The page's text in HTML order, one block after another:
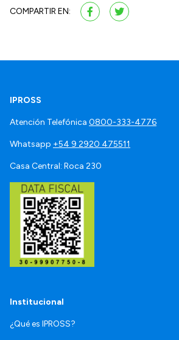
COMPARTIR EN:
IPROSS
Atención Telefónica 0800-333-4776
Whatsapp +54 9 2920 475511
Casa Central: Roca 230
Institucional
¿Qué es IPROSS?